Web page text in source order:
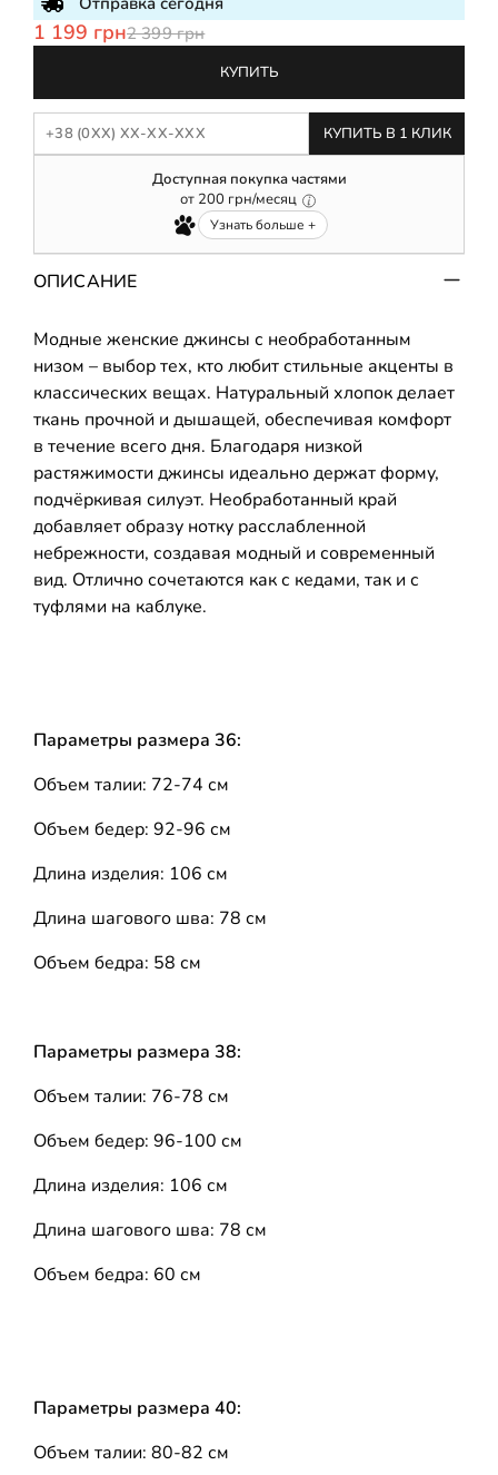
1 199 грн2 399 грн
КУПИТЬ
КУПИТЬ В 1 КЛИК
Доступная покупка частями
от 200 грн/месяц
Узнать больше +
ОПИСАНИЕ
Модные женские джинсы с необработанным
низом – выбор тех, кто любит стильные акценты в
классических вещах. Натуральный хлопок делает
ткань прочной и дышащей, обеспечивая комфорт
в течение всего дня. Благодаря низкой
растяжимости джинсы идеально держат форму,
подчёркивая силуэт. Необработанный край
добавляет образу нотку расслабленной
небрежности, создавая модный и современный
вид. Отлично сочетаются как с кедами, так и с
туфлями на каблуке.
Параметры размера 36:
Объем талии: 72-74 см
Объем бедер: 92-96 см
Длина изделия: 106 см
Длина шагового шва: 78 см
Объем бедра: 58 см
Параметры размера 38:
Объем талии: 76-78 см
Объем бедер: 96-100 см
Длина изделия: 106 см
Длина шагового шва: 78 см
Объем бедра: 60 см
Параметры размера 40:
Объем талии: 80-82 см